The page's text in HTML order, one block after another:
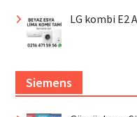
LG kombi E2
Siemens